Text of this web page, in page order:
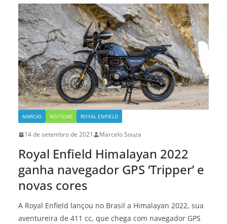
MARCAS NOTÍCIAS ROYAL ENFIELD
14 de setembro de 2021 Marcelo Souza
Royal Enfield Himalayan 2022
ganha navegador GPS ‘Tripper’ e
novas cores
A Royal Enfield lançou no Brasil a Himalayan 2022, sua
aventureira de 411 cc, que chega com navegador GPS